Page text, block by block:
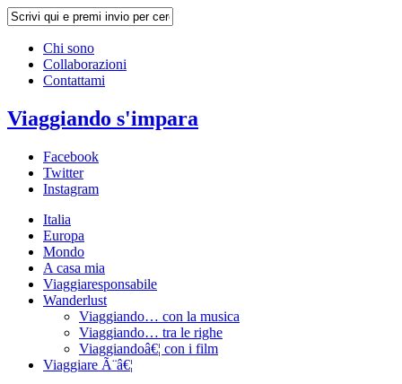
Chi sono
Collaborazioni
Contattami
Viaggiando s'impara
Facebook
Twitter
Instagram
Italia
Europa
Mondo
A casa mia
Viaggiaresponsabile
Wanderlust
Viaggiando… con la musica
Viaggiando… tra le righe
Viaggiandoâ€¦ con i film
Viaggiare Ã¨â€¦